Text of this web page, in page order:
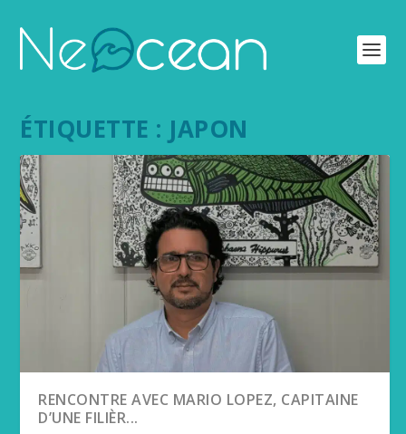
ÉTIQUETTE : JAPON
RENCONTRE AVEC MARIO LOPEZ, CAPITAINE
D’UNE FILIÈR...